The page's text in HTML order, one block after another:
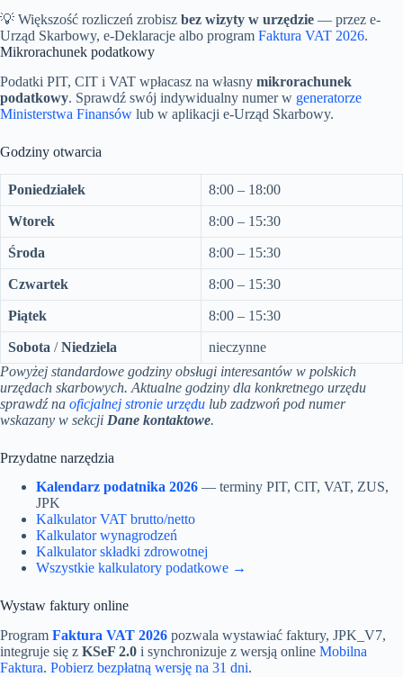
💡 Większość rozliczeń zrobisz bez wizyty w urzędzie — przez e-
Urząd Skarbowy, e-Deklaracje albo program Faktura VAT 2026.
Mikrorachunek podatkowy
Podatki PIT, CIT i VAT wpłacasz na własny mikrorachunek
podatkowy. Sprawdź swój indywidualny numer w generatorze
Ministerstwa Finansów lub w aplikacji e-Urząd Skarbowy.
Godziny otwarcia
Poniedziałek 8:00 – 18:00
Wtorek 8:00 – 15:30
Środa 8:00 – 15:30
Czwartek 8:00 – 15:30
Piątek 8:00 – 15:30
Sobota /Niedziela
nieczynne
Powyżej standardowe godziny obsługi interesantów w polskich
urzędach skarbowych. Aktualne godziny dla konkretnego urzędu
sprawdź na oficjalnej stronie urzędu lub zadzwoń pod numer
wskazany w sekcji Dane kontaktowe.
Przydatne narzędzia
Kalendarz podatnika 2026 — terminy PIT, CIT, VAT, ZUS,
JPK
Kalkulator VAT brutto/netto
Kalkulator wynagrodzeń
Kalkulator składki zdrowotnej
Wszystkie kalkulatory podatkowe →
Wystaw faktury online
Program Faktura VAT 2026 pozwala wystawiać faktury, JPK_V7,
integruje się z KSeF 2.0 i synchronizuje z wersją online Mobilna
Faktura. Pobierz bezpłatną wersję na 31 dni.